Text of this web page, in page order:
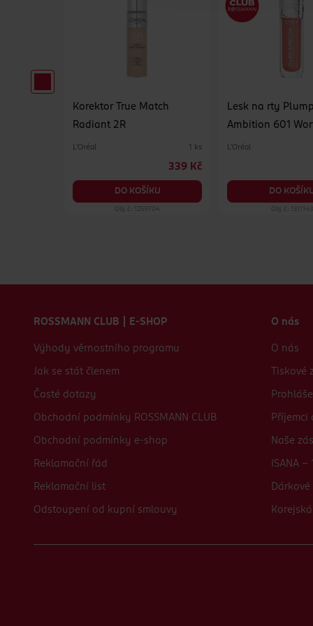
Korektor True Match
Radiant 2R
L'Oréal 1 ks
339 Kč
DO KOŠÍKU
Obj. č.: 1259704
Lesk na rty Plump
Ambition 601
L'Oréal
DO
Obj. č.: 1311143
ROSSMANN CLUB | E-SHOP
Výhody věrnostního programu
Jak se stát členem
Časté dotazy
Obchodní podmínky ROSSMANN CLUB
Obchodní podmínky e-shop
Reklamační řád
Reklamační list
Odstoupení od kupní smlouvy
O nás
O nás
Tiskové
Příjemci
Naše
ISANA